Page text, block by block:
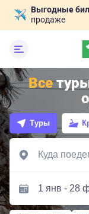
Выгодные
продаже
Все
Туры